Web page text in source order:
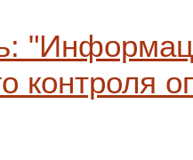
контроля